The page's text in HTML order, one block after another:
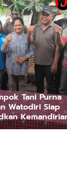
Tani Purna
Watodiri Siap
Keluarga